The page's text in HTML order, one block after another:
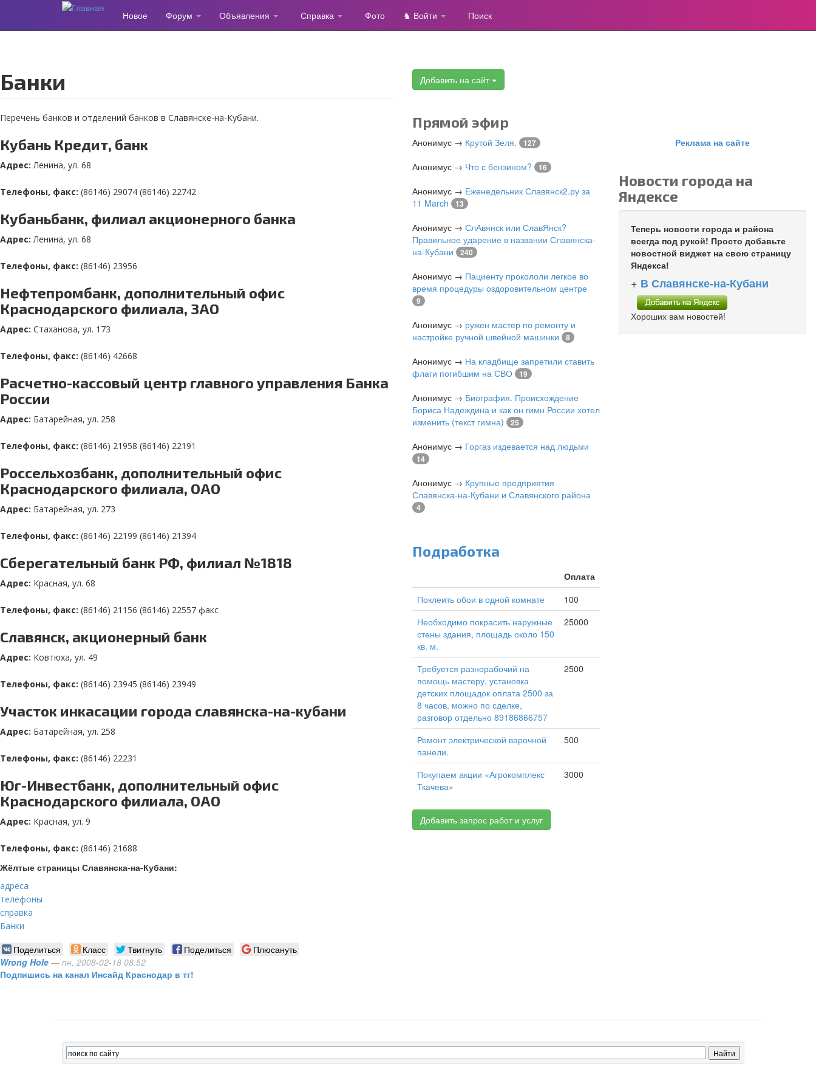
содержанию
Новое Форум Объявления Справка Фото ♞ Войти Поиск
Банки
Перечень банков и отделений банков в Славянске-на-Кубани.
Кубань Кредит, банк
Адрес: Ленина, ул. 68
Телефоны, факс: (86146) 29074 (86146) 22742
Кубаньбанк, филиал акционерного банка
Адрес: Ленина, ул. 68
Телефоны, факс: (86146) 23956
Нефтепромбанк, дополнительный офис
Краснодарского филиала, ЗАО
Адрес: Стаханова, ул. 173
Телефоны, факс: (86146) 42668
Расчетно-кассовый центр главного управления Банка
России
Адрес: Батарейная, ул. 258
Телефоны, факс: (86146) 21958 (86146) 22191
Россельхозбанк, дополнительный офис
Краснодарского филиала, ОАО
Адрес: Батарейная, ул. 273
Телефоны, факс: (86146) 22199 (86146) 21394
Сберегательный банк РФ, филиал №1818
Адрес: Красная, ул. 68
Телефоны, факс: (86146) 21156 (86146) 22557 факс
Славянск, акционерный банк
Адрес: Ковтюха, ул. 49
Телефоны, факс: (86146) 23945 (86146) 23949
Участок инкасации города славянска-на-кубани
Адрес: Батарейная, ул. 258
Телефоны, факс: (86146) 22231
Юг-Инвестбанк, дополнительный офис
Краснодарского филиала, ОАО
Адрес: Красная, ул. 9
Телефоны, факс: (86146) 21688
Жёлтые страницы Славянска-на-Кубани:
адреса
телефоны
справка
Банки
Поделиться Класс Твитнуть Поделиться
Плюсануть
Wrong Hole — пн, 2008-02-18 08:52
Подпишись на канал Инсайд Краснодар в тг!
Добавить на сайт
Прямой эфир
Анонимус → Крутой Зеля. 127
Анонимус → Что с бензином? 16
Анонимус → Еженедельник Славянск2.ру за
11 March
13
Анонимус → СлАвянск или СлавЯнск?
Правильное ударение в названии Славянска-
на-Кубани
240
Анонимус → Пациенту прокололи легкое во
время процедуры оздоровительном центре
9
Анонимус → ружен мастер по ремонту и
настройке ручной швейной машинки
8
Анонимус → На кладбище запретили ставить
флаги погибшим на СВО
19
Анонимус → Биография. Происхождение
Бориса Надеждина и как он гимн России хотел
изменить (текст гимна)
25
Анонимус → Горгаз издевается над людьми
14
Анонимус → Крупные предприятия
Славянска-на-Кубани и Славянского района
4
Подработка
Оплата
Поклеить обои в одной комнате
100
Необходимо покрасить наружные
стены здания, площадь около 150
кв. м.
25000
Требуется разнорабочий на
помощь мастеру, установка
детских площадок оплата 2500 за
8 часов, можно по сделке,
разговор отдельно 89186866757
2500
Ремонт электрической варочной
панели.
500
Покупаем акции «Агрокомплекс
Ткачева»
3000
Добавить запрос работ и услуг
Реклама на сайте
Новости города на
Яндексе
Теперь новости города и района
всегда под рукой! Просто добавьте
новостной виджет на свою страницу
Яндекса!
+ В Славянске-на-Кубани
Хороших вам новостей!